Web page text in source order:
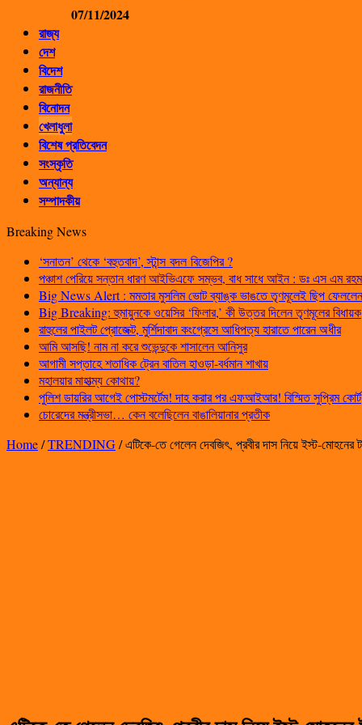
07/11/2024
রাজ্য
দেশ
বিদেশ
রাজনীতি
বিনোদন
খেলাধুলা
বিশেষ প্রতিবেদন
সংস্কৃতি
অন্যান্য
সম্পাদকীয়
Breaking News
‘সনাতন’ থেকে ‘বহুতবাদ’, স্টান্স বদল বিজেপির ?
পঞ্চাশ পেরিয়ে সন্তান ধারণ আইভিএফে সম্ভব, বাধ সাধে আইন : ডঃ এস এম
Big News Alert : মমতার মুসলিম ভোট ব্যাঙ্ক ভাঙতে তৃণমূলেই ছিপ ফেললেন
Big Breaking: হুমায়ুনকে ওয়েসির ‘ফিলার,’ কী উত্তর দিলেন তৃণমূলের বিধায়ক
রাহুলের পাইলট প্রোজেক্ট, মুর্শিদাবাদ কংগ্রেসে আধিপত্য হারাতে পারেন অধীর
আমি আসছি! নাম না করে শুভেন্দুকে শাসালেন আনিসুর
আগামী সপ্তাহে শতাধিক ট্রেন বাতিল হাওড়া-বর্ধমান শাখায়
মহালয়ার মাহাত্ম্য কোথায়?
পুলিশ ডায়রির আগেই পোস্টমর্টেম! দাহ করার পর এফআইআর! বিস্মিত সুপ্রিম কোর্ট
চোরেদের মন্ত্রীসভা… কেন বলেছিলেন বাঙালিয়ানার প্রতীক
Home/TRENDING/এটিকে-তে গেলেন দেবজিৎ, প্রবীর দাস নিয়ে ইস্ট-মোহনের